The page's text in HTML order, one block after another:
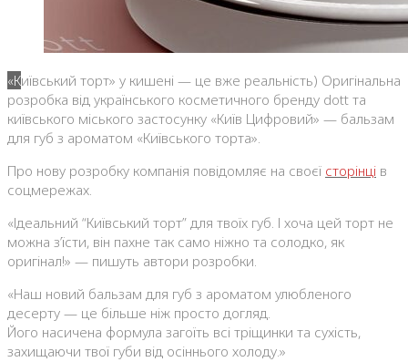
«Київський торт» у кишені — це вже реальність) Оригінальна
розробка від українського косметичного бренду dott та
київського міського застосунку «Київ Цифровий» — бальзам
для губ з ароматом «Київського торта».
Про нову розробку компанія повідомляє на своєї сторінці в
соцмережах.
«Ідеальний “Київський торт” для твоїх губ. І хоча цей торт не
можна з’їсти, він пахне так само ніжно та солодко, як
оригінал!» — пишуть автори розробки.
«Наш новий бальзам для губ з ароматом улюбленого
десерту — це більше ніж просто догляд.
Його насичена формула загоїть всі тріщинки та сухість,
захищаючи твої губи від осіннього холоду.»